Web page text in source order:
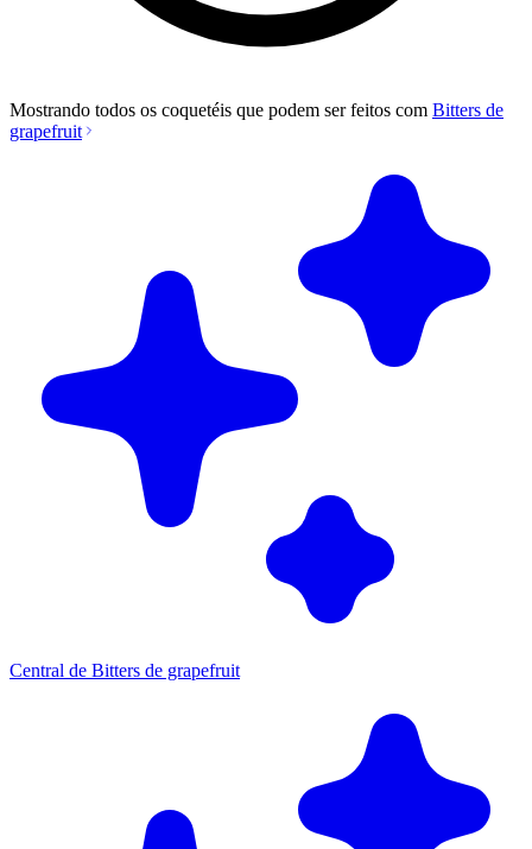
Mostrando todos os coquetéis que podem ser feitos com Bitters de
grapefruit
Central de Bitters de grapefruit